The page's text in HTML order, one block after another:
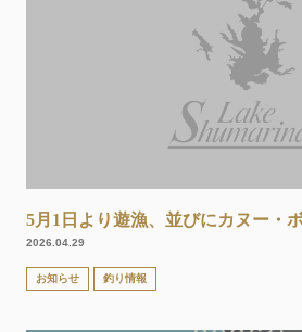
5月1日より遊漁、並びにカヌー・
2026.04.29
お知らせ 釣り情報